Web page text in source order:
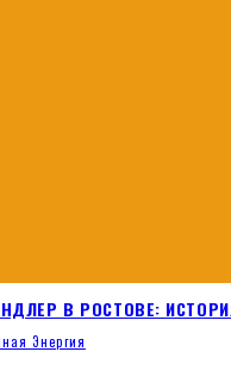
В РОСТОВЕ:
Энергия